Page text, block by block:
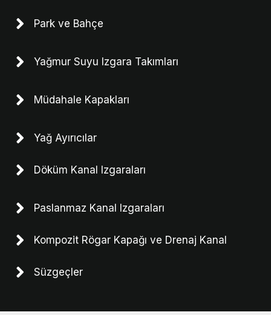
Park ve Bahçe
Yağmur Suyu Izgara Takımları
Müdahale Kapakları
Yağ Ayırıcılar
Döküm Kanal Izgaraları
Paslanmaz Kanal Izgaraları
Kompozit Rögar Kapağı ve Drenaj Kanal
Süzgeçler